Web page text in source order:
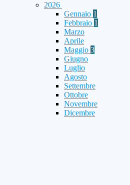
2026
Gennaio 1
Febbraio 1
Marzo
Aprile
Maggio 3
Giugno
Luglio
Agosto
Settembre
Ottobre
Novembre
Dicembre